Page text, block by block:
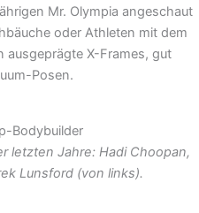
Mr. Olympia angeschaut
oder Athleten mit dem
ausgeprägte X-Frames, gut
Posen.
letzten Jahre: Hadi Choopan,
Lunsford (von links).